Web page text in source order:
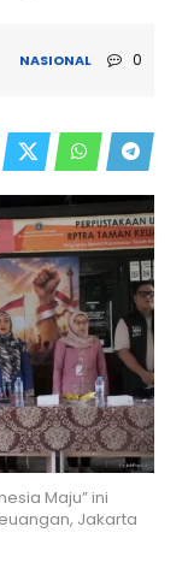
NASIONAL 0
Maju” ini
Jakarta